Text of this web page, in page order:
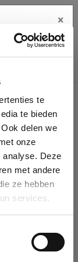
te
te bieden
delen we
onze
analyse. Deze
met andere
ze hebben
services.
VAT or
complete the
you can create
×